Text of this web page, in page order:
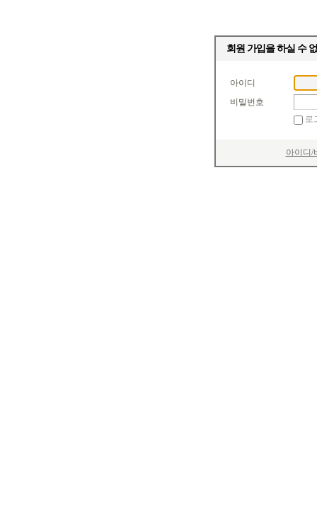
회원 가입을 하실 수
아이디
비밀번호
로
아이디/